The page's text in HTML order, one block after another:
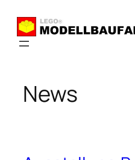
Inhalt
springen
News